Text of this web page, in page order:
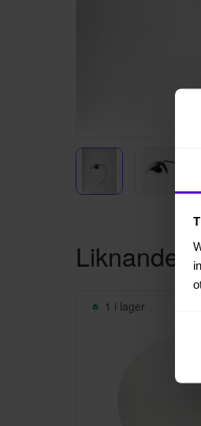
Liknande
1 i lager